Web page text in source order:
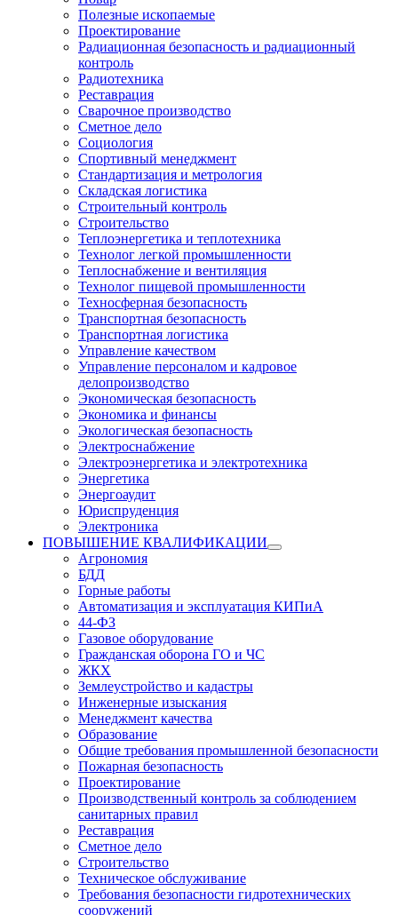
Полезные ископаемые
Проектирование
Радиационная безопасность и радиационный
контроль
Радиотехника
Реставрация
Сварочное производство
Сметное дело
Социология
Спортивный менеджмент
Стандартизация и метрология
Складская логистика
Строительный контроль
Строительство
Теплоэнергетика и теплотехника
Технолог легкой промышленности
Теплоснабжение и вентиляция
Технолог пищевой промышленности
Техносферная безопасность
Транспортная безопасность
Транспортная логистика
Управление качеством
Управление персоналом и кадровое
делопроизводство
Экономическая безопасность
Экономика и финансы
Экологическая безопасность
Электроснабжение
Электроэнергетика и электротехника
Энергетика
Энергоаудит
Юриспруденция
Электроника
ПОВЫШЕНИЕ КВАЛИФИКАЦИИ
Агрономия
БДД
Горные работы
Автоматизация и эксплуатация КИПиА
44-ФЗ
Газовое оборудование
Гражданская оборона ГО и ЧС
ЖКХ
Землеустройство и кадастры
Инженерные изыскания
Менеджмент качества
Образование
Общие требования промышленной безопасности
Пожарная безопасность
Проектирование
Производственный контроль за соблюдением
санитарных правил
Реставрация
Сметное дело
Строительство
Техническое обслуживание
Требования безопасности гидротехнических
сооружений